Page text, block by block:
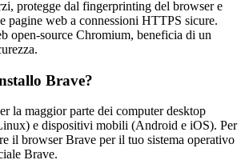
protegge dal fingerprinting del browser e
pagine web a connessioni HTTPS sicure.
open-source Chromium, beneficia di un
Brave?
la maggior parte dei computer desktop
e dispositivi mobili (Android e iOS). Per
il browser Brave per il tuo sistema operativo
Brave.